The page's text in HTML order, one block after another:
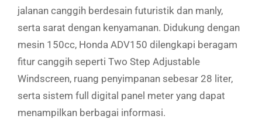
jalanan canggih berdesain futuristik dan manly,
serta sarat dengan kenyamanan. Didukung dengan
mesin 150cc, Honda ADV150 dilengkapi beragam
fitur canggih seperti Two Step Adjustable
Windscreen, ruang penyimpanan sebesar 28 liter,
serta sistem full digital panel meter yang dapat
menampilkan berbagai informasi.